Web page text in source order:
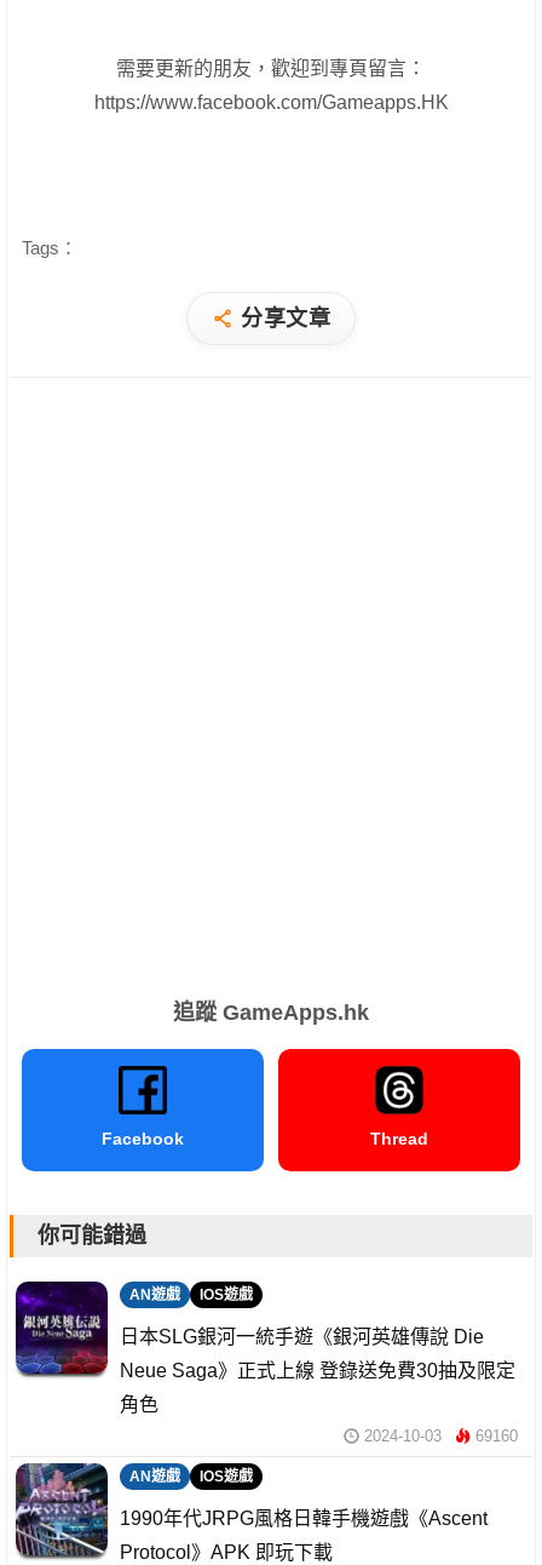
需要更新的朋友，歡迎到專頁留言：
https://www.facebook.com/Gameapps.HK
Tags：
分享文章
追蹤 GameApps.hk
Facebook Thread
你可能錯過
AN遊戲 IOS遊戲
日本SLG銀河一統手遊《銀河英雄傳說 Die
Neue Saga》正式上線 登錄送免費30抽及限定
角色
2024-10-03 69160
AN遊戲 IOS遊戲
1990年代JRPG風格日韓手機遊戲《Ascent
Protocol》APK 即玩下載